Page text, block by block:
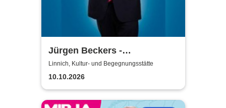
Jürgen Beckers -
Hausmannskost
Linnich, Kultur- und Begegnungsstätte
10.10.2026